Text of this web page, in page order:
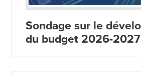
Sondage sur le
du budget 2026-2027